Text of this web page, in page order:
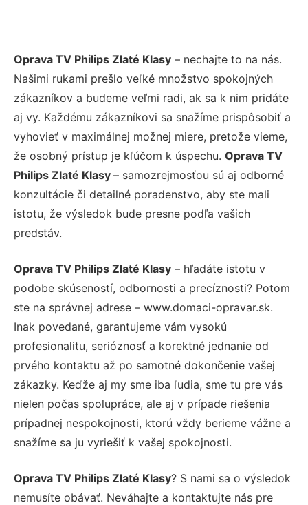
Oprava TV Philips Zlaté Klasy – nechajte to na nás.
Našimi rukami prešlo veľké množstvo spokojných
zákazníkov a budeme veľmi radi, ak sa k nim pridáte
aj vy. Každému zákazníkovi sa snažíme prispôsobiť a
vyhovieť v maximálnej možnej miere, pretože vieme,
že osobný prístup je kľúčom k úspechu. Oprava TV
Philips Zlaté Klasy – samozrejmosťou sú aj odborné
konzultácie či detailné poradenstvo, aby ste mali
istotu, že výsledok bude presne podľa vašich
predstáv.
Oprava TV Philips Zlaté Klasy – hľadáte istotu v
podobe skúseností, odbornosti a precíznosti? Potom
ste na správnej adrese – www.domaci-opravar.sk.
Inak povedané, garantujeme vám vysokú
profesionalitu, serióznosť a korektné jednanie od
prvého kontaktu až po samotné dokončenie vašej
zákazky. Keďže aj my sme iba ľudia, sme tu pre vás
nielen počas spolupráce, ale aj v prípade riešenia
prípadnej nespokojnosti, ktorú vždy berieme vážne a
snažíme sa ju vyriešiť k vašej spokojnosti.
Oprava TV Philips Zlaté Klasy? S nami sa o výsledok
nemusíte obávať. Neváhajte a kontaktujte nás pre